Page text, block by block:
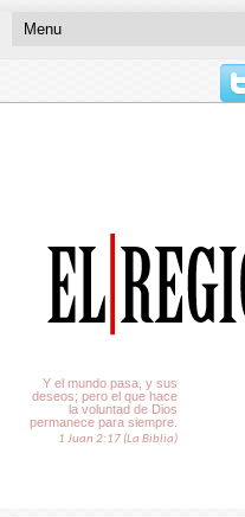
Y el mundo pasa, y sus
deseos; pero el que hace
la voluntad de Dios
permanece para siempre.
1 Juan 2:17 (La Biblia)